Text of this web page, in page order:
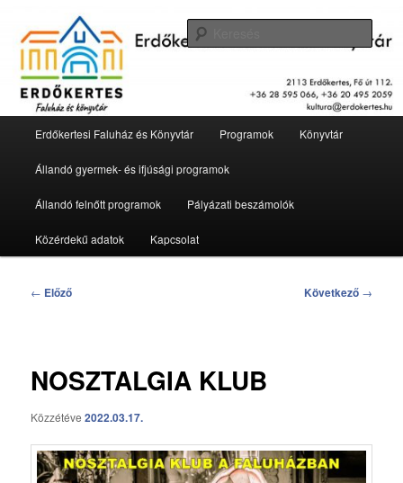
elsődleges
tartalomraErdőkertesi Faluház és Könyvtár
Erdőkertesi Faluház és Könyvtár Programok Könyvtár
Állandó gyermek- és ifjúsági programok
Állandó felnőtt programok Pályázati beszámolók
Közérdekű adatok Kapcsolat
Bejegyzés
← Előző Következő →
NOSZTALGIA KLUB
Közzétéve2022.03.17.